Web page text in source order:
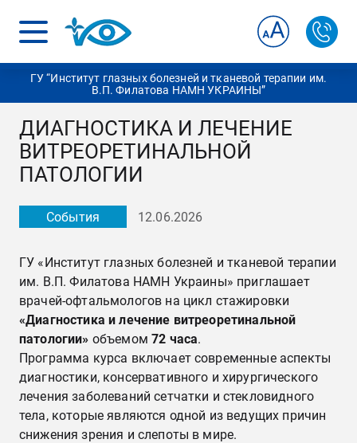
ГУ “Институт глазных болезней и тканевой терапии им.
В.П. Филатова НАМН УКРАИНЫ”
ДИАГНОСТИКА И ЛЕЧЕНИЕ
ВИТРЕОРЕТИНАЛЬНОЙ
ПАТОЛОГИИ
События 12.06.2026
ГУ «Институт глазных болезней и тканевой терапии
им. В.П. Филатова НАМН Украины» приглашает
врачей-офтальмологов на цикл стажировки
«Диагностика и лечение витреоретинальной
патологии» объемом72 часа.
Программа курса включает современные аспекты
диагностики, консервативного и хирургического
лечения заболеваний сетчатки и стекловидного
тела, которые являются одной из ведущих причин
снижения зрения и слепоты в мире.